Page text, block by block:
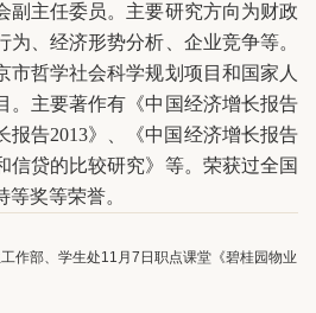
副主任委员。主要研究方向为财政
、经济形势分析、企业竞争等。
市哲学社会科学规划项目和国家人
。主要著作有《中国经济增长报告
报告2013》、《中国经济增长报告
信贷的比较研究》等。荣获过全国
等奖等荣誉。
作部、学生处11月7日职点课堂《碧桂园物业